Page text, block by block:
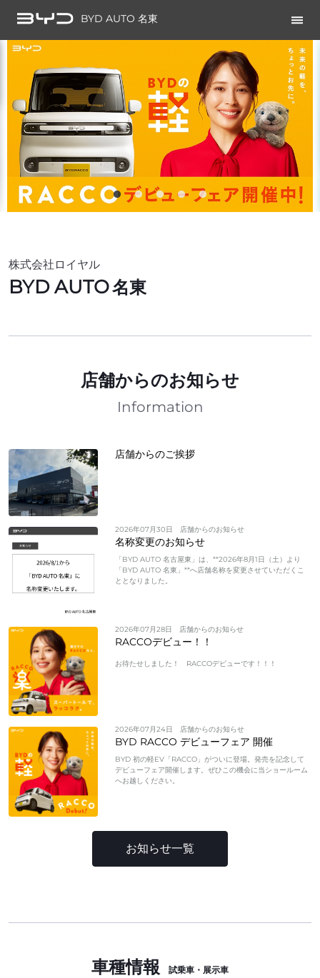
BYD AUTO 名東
株式会社ロイヤル
BYD AUTO名東
店舗からのお知らせ
Information
店舗からのご挨拶
2026年07月30日 店舗からのお知らせ
名称変更のお知らせ
「BYD AUTO 名古屋東」は、**2026年8月1日（土）より
「BYD AUTO 名東」**へ店舗名称を変更させていただくこ
ととなりました。
2026年07月28日 店舗からのお知らせ
RACCOデビュー！！
お待たせしました！ RACCOデビューです！！！
2026年07月24日 店舗からのお知らせ
BYD RACCO デビューフェア 開催
BYD 初の軽EV「RACCO」がついに登場。発売を記念して
デビューフェア開催します。ぜひこの機会に当ショールーム
へお越しください。
お知らせ一覧
車種情報 試乗車・展示車